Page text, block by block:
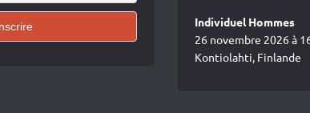
Individuel Hommes
26 novembre 2026 à
Kontiolahti, Finlande